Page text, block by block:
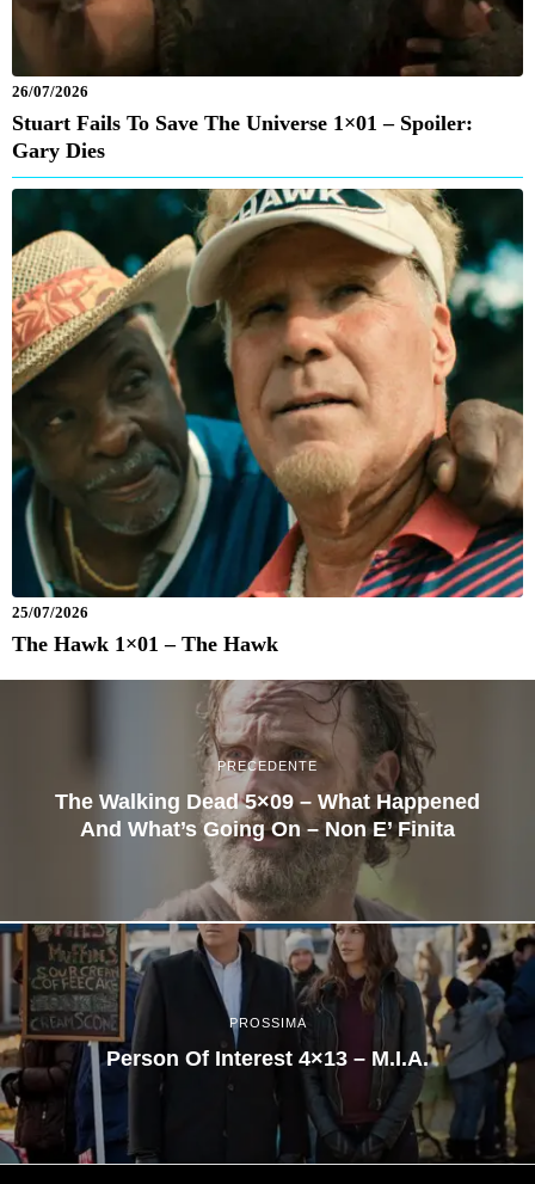
26/07/2026
Stuart Fails To Save The Universe 1×01 – Spoiler:
Gary Dies
25/07/2026
The Hawk 1×01 – The Hawk
PRECEDENTE
The Walking Dead 5×09 – What Happened
And What’s Going On – Non E’ Finita
PROSSIMA
Person Of Interest 4×13 – M.I.A.